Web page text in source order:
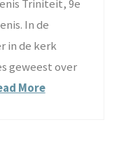
Triniteit, 9e
In de
in de kerk
geweest over
More